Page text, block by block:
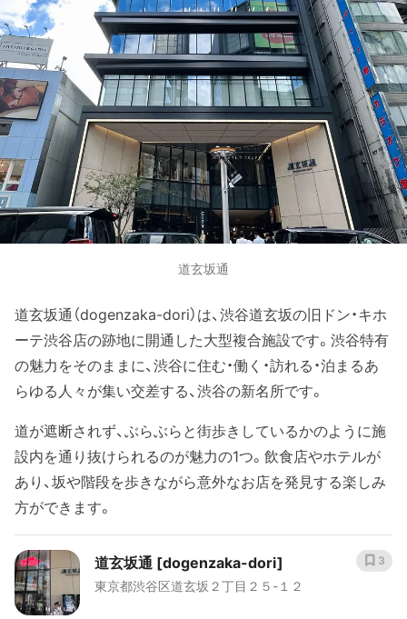
道玄坂通
道玄坂通（dogenzaka-dori）は、渋谷道玄坂の旧ドン・キホ
ーテ渋谷店の跡地に開通した大型複合施設です。渋谷特有
の魅力をそのままに、渋谷に住む・働く・訪れる・泊まるあ
らゆる人々が集い交差する、渋谷の新名所です。
道が遮断されず、ぶらぶらと街歩きしているかのように施
設内を通り抜けられるのが魅力の1つ。飲食店やホテルが
あり、坂や階段を歩きながら意外なお店を発見する楽しみ
方ができます。
道玄坂通 [dogenzaka-dori]
東京都渋谷区道玄坂２丁目２５-１２
3